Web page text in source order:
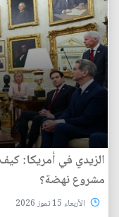
الزيدي في أمريكا:
مشروع نهضة؟
الأربعاء 15 تموز 2026